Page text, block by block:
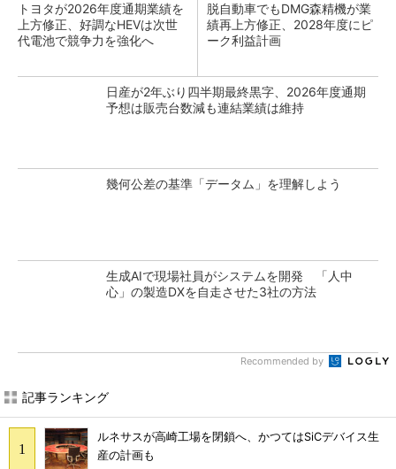
トヨタが2026年度通期業績を
上方修正、好調なHEVは次世
代電池で競争力を強化へ
脱自動車でもDMG森精機が業
績再上方修正、2028年度にピ
ーク利益計画
日産が2年ぶり四半期最終黒字、2026年度通期
予想は販売台数減も連結業績は維持
幾何公差の基準「データム」を理解しよう
生成AIで現場社員がシステムを開発 「人中
心」の製造DXを自走させた3社の方法
Recommended by
記事ランキング
ルネサスが高崎工場を閉鎖へ、かつてはSiCデバイス生
産の計画も